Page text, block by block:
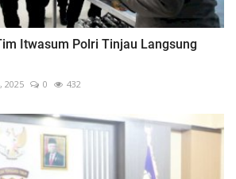
Itwasum Polri Tinjau Langsung
2025 0 432